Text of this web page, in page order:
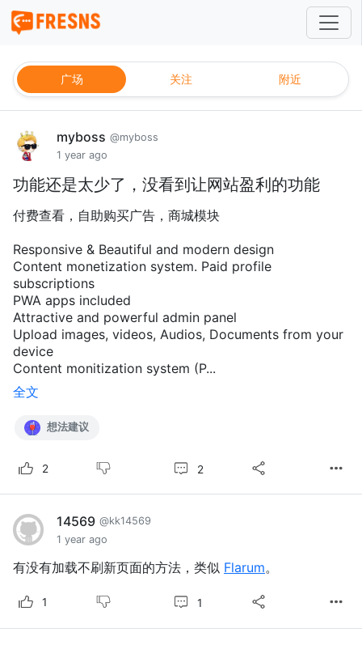
广场 关注 附近
myboss @myboss
1 year ago
功能还是太少了，没看到让网站盈利的功能
付费查看，自助购买广告，商城模块
Responsive & Beautiful and modern design
Content monetization system. Paid profile
subscriptions
PWA apps included
Attractive and powerful admin panel
Upload images, videos, Audios, Documents from your
device
Content monitization system (P...
全文
想法建议
2 2
14569 @kk14569
1 year ago
有没有加载不刷新页面的方法，类似 Flarum。
1 1